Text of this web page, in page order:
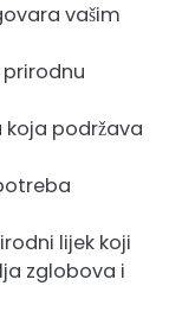
vašim
prirodnu
koja podržava
lijek koji
zglobova i